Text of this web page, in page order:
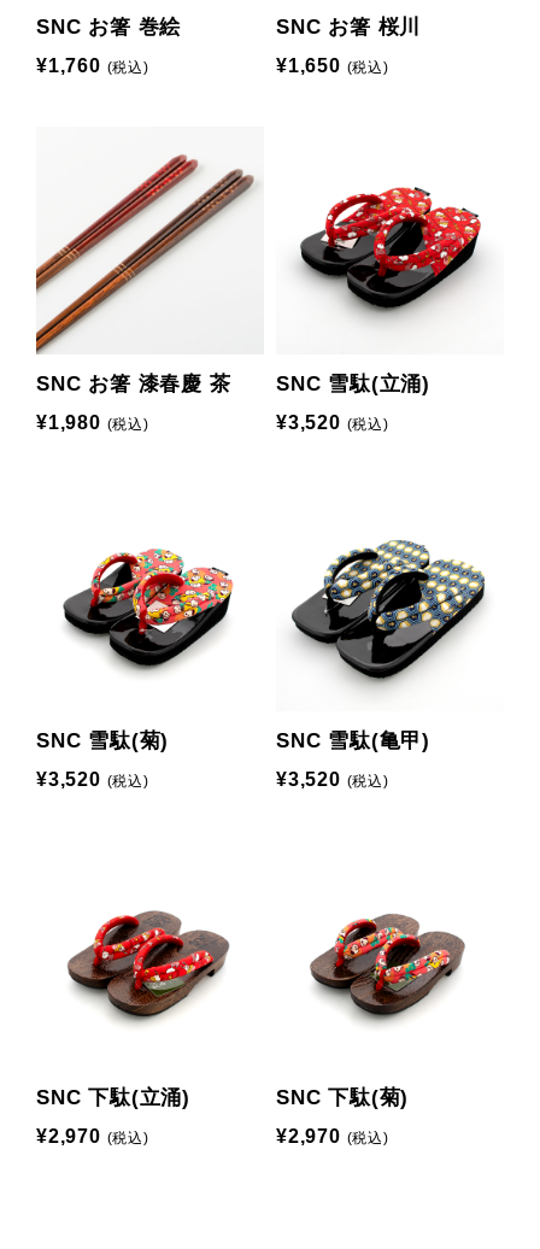
SNC お箸 巻絵
¥1,760 (税込)
SNC お箸 桜川
¥1,650 (税込)
SNC お箸 漆春慶 茶
¥1,980 (税込)
SNC 雪駄(立涌)
¥3,520 (税込)
SNC 雪駄(菊)
¥3,520 (税込)
SNC 雪駄(亀甲)
¥3,520 (税込)
SNC 下駄(立涌)
¥2,970 (税込)
SNC 下駄(菊)
¥2,970 (税込)